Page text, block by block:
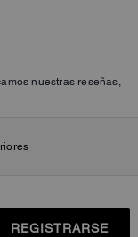
nuestras reseñas,
REGISTRARSE